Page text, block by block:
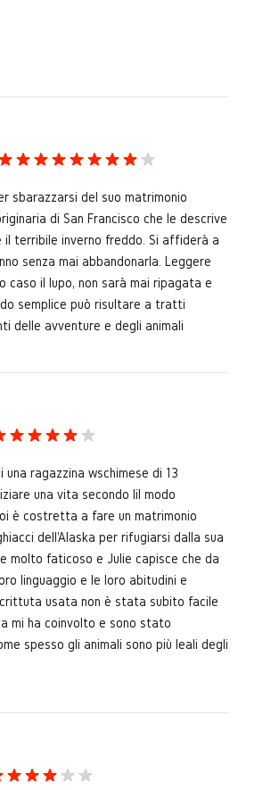
sbarazzarsi del suo matrimonio
di San Francisco che le descrive
il terribile inverno freddo. Si affiderà a
senza mai abbandonarla. Leggere
il lupo, non sarà mai ripagata e
semplice può risultare a tratti
delle avventure e degli animali
ragazzina wschimese di 13
una vita secondo lil modo
è costretta a fare un matrimonio
dell'Alaska per rifugiarsi dalla sua
molto faticoso e Julie capisce che da
linguaggio e le loro abitudini e
usata non è stata subito facile
mi ha coinvolto e sono stato
spesso gli animali sono più leali degli